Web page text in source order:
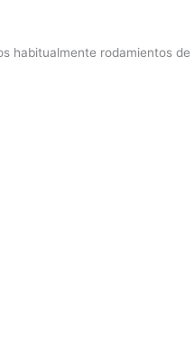
habitualmente rodamientos